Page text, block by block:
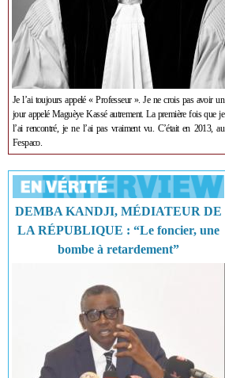
Je l’ai toujours appelé « Professeur ». Je ne crois pas avoir un
jour appelé Maguèye Kassé autrement. La première fois que je
l’ai rencontré, je ne l’ai pas vraiment vu. C’était en 2013, au
Fespaco.
DEMBA KANDJI, MÉDIATEUR DE
LA RÉPUBLIQUE : “Le foncier, une
bombe à retardement”